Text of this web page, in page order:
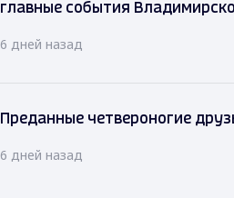
главные события
6 дней назад
Преданные четвероногие
6 дней назад